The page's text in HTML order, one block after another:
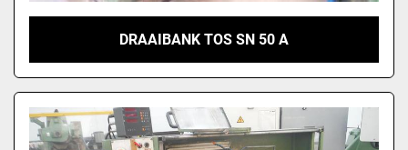
DRAAIBANK TOS SN 50 A